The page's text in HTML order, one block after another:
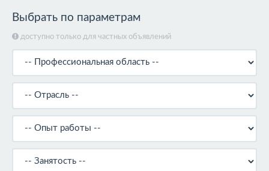
Выбрать по параметрам
доступно только для частных объявлений